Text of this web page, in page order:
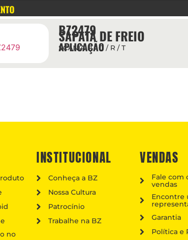
BZ2479
SAPATA DE FREIO
APLICAÇÃO
SCANIA P / G / R / T
no
INSTITUCIONAL
Conheça a BZ
Nossa Cultura
Patrocínio
Trabalhe na BZ
VENDAS
Fale com
vendas
Encontre
Garantia
Política e